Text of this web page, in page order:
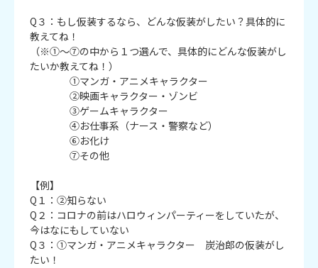
Q３：もし仮装するなら、どんな仮装がしたい？具体的に
教えてね！
（※①～⑦の中から１つ選んで、具体的にどんな仮装がし
たいか教えてね！）
①マンガ・アニメキャラクター
②映画キャラクター・ゾンビ
③ゲームキャラクター
④お仕事系（ナース・警察など）
⑥お化け
⑦その他
【例】
Q１：②知らない
Q２：コロナの前はハロウィンパーティーをしていたが、
今はなにもしていない
Q３：①マンガ・アニメキャラクター 炭治郎の仮装がし
たい！